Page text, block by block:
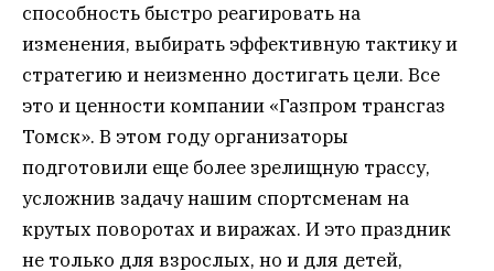
способность быстро реагировать на
изменения, выбирать эффективную тактику и
стратегию и неизменно достигать цели. Все
это и ценности компании «Газпром трансгаз
Томск». В этом году организаторы
подготовили еще более зрелищную трассу,
усложнив задачу нашим спортсменам на
крутых поворотах и виражах. И это праздник
не только для взрослых, но и для детей,